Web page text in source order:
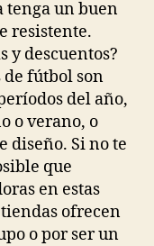
tenga un buen
resistente.
y descuentos?
de fútbol son
del año,
o verano, o
diseño. Si no te
que
en estas
ofrecen
o por ser un